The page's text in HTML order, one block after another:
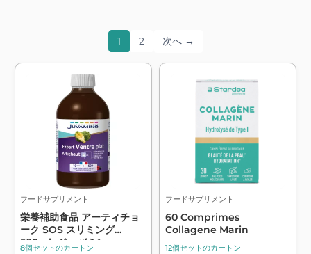
1 2 次へ →
フードサプリメント
栄養補助食品 アーティチョ
ーク SOS スリミング
500ml -ジュバミン
8個セットのカートン
フードサプリメント
60 Comprimes
Collagene Marin
12個セットのカートン